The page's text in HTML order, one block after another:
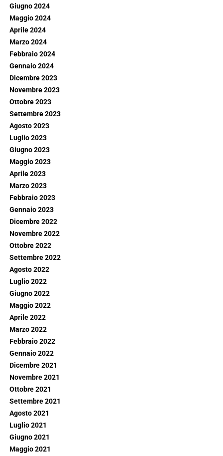
Giugno 2024
Maggio 2024
Aprile 2024
Marzo 2024
Febbraio 2024
Gennaio 2024
Dicembre 2023
Novembre 2023
Ottobre 2023
Settembre 2023
Agosto 2023
Luglio 2023
Giugno 2023
Maggio 2023
Aprile 2023
Marzo 2023
Febbraio 2023
Gennaio 2023
Dicembre 2022
Novembre 2022
Ottobre 2022
Settembre 2022
Agosto 2022
Luglio 2022
Giugno 2022
Maggio 2022
Aprile 2022
Marzo 2022
Febbraio 2022
Gennaio 2022
Dicembre 2021
Novembre 2021
Ottobre 2021
Settembre 2021
Agosto 2021
Luglio 2021
Giugno 2021
Maggio 2021